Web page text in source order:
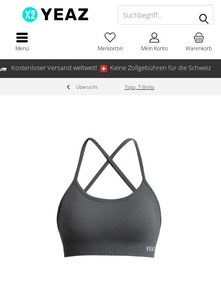
Kostenloser Versand weltweit! Keine Zollgebühren für die Schweiz
Menü Warenkorb
Merkzettel Mein Konto
Übersicht Tops, T-Shirts